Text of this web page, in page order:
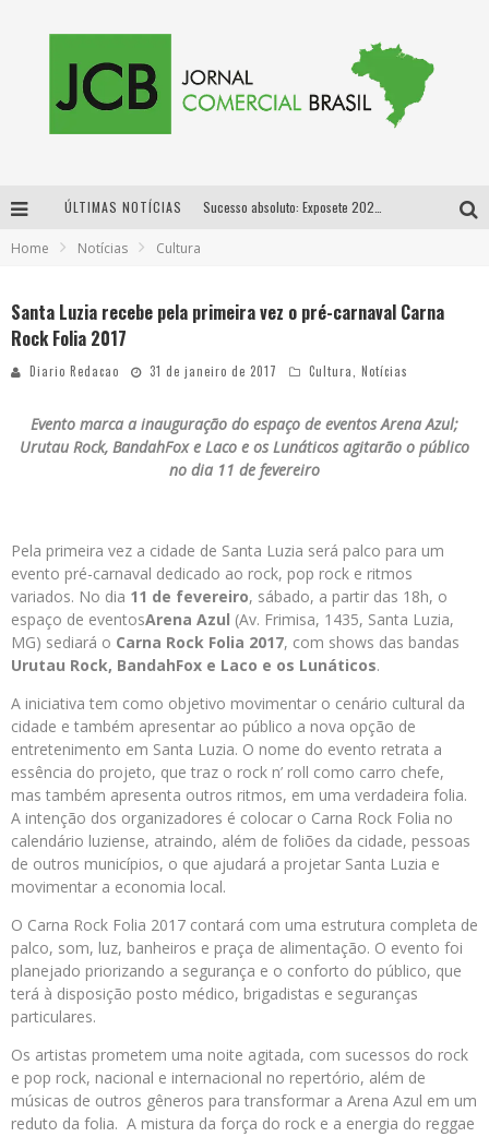
ÚLTIMAS NOTÍCIAS
Home Notícias Cultura
Santa Luzia recebe pela primeira vez o pré-carnaval Carna
Rock Folia 2017
Diario Redacao 31 de janeiro de 2017 Cultura Notícias
Evento marca a inauguração do espaço de eventos Arena Azul;
Urutau Rock, BandahFox e Laco e os Lunáticos agitarão o público
no dia 11 de fevereiro
Pela primeira vez a cidade de Santa Luzia será palco para um
evento pré-carnaval dedicado ao rock, pop rock e ritmos
variados. No dia 11 de fevereiro, sábado, a partir das 18h, o
espaço de eventosArena Azul (Av. Frimisa, 1435, Santa Luzia,
MG) sediará o Carna Rock Folia 2017, com shows das bandas
Urutau Rock, BandahFox e Laco e os Lunáticos.
A iniciativa tem como objetivo movimentar o cenário cultural da
cidade e também apresentar ao público a nova opção de
entretenimento em Santa Luzia. O nome do evento retrata a
essência do projeto, que traz o rock n’ roll como carro chefe,
mas também apresenta outros ritmos, em uma verdadeira folia.
A intenção dos organizadores é colocar o Carna Rock Folia no
calendário luziense, atraindo, além de foliões da cidade, pessoas
de outros municípios, o que ajudará a projetar Santa Luzia e
movimentar a economia local.
O Carna Rock Folia 2017 contará com uma estrutura completa de
palco, som, luz, banheiros e praça de alimentação. O evento foi
planejado priorizando a segurança e o conforto do público, que
terá à disposição posto médico, brigadistas e seguranças
particulares.
Os artistas prometem uma noite agitada, com sucessos do rock
e pop rock, nacional e internacional no repertório, além de
músicas de outros gêneros para transformar a Arena Azul em um
reduto da folia. A mistura da força do rock e a energia do reggae